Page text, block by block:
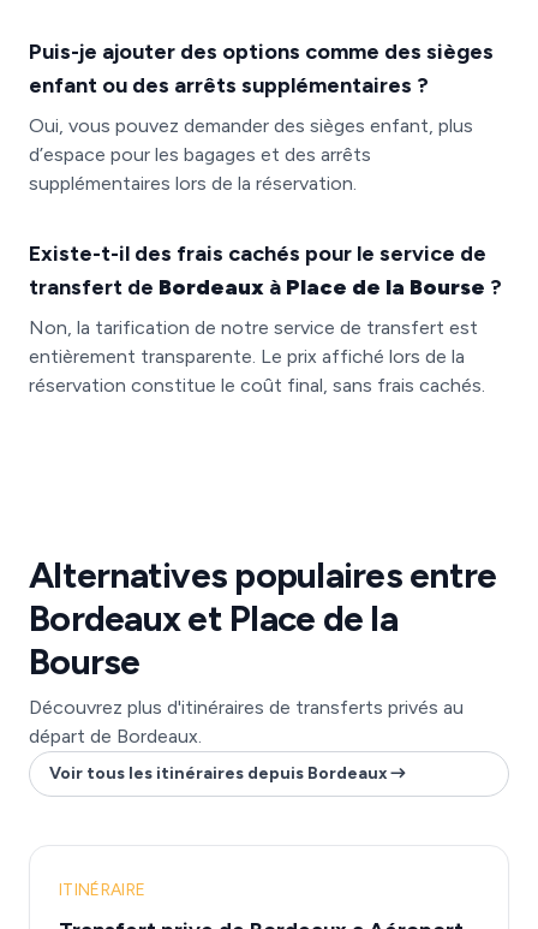
Puis-je ajouter des options comme des sièges
enfant ou des arrêts supplémentaires ?
Oui, vous pouvez demander des sièges enfant, plus
d’espace pour les bagages et des arrêts
supplémentaires lors de la réservation.
Existe-t-il des frais cachés pour le service de
transfert de Bordeaux à Place de la Bourse ?
Non, la tarification de notre service de transfert est
entièrement transparente. Le prix affiché lors de la
réservation constitue le coût final, sans frais cachés.
Alternatives populaires entre
Bordeaux et Place de la
Bourse
Découvrez plus d'itinéraires de transferts privés au
départ de Bordeaux.
Voir tous les itinéraires depuis Bordeaux
ITINÉRAIRE